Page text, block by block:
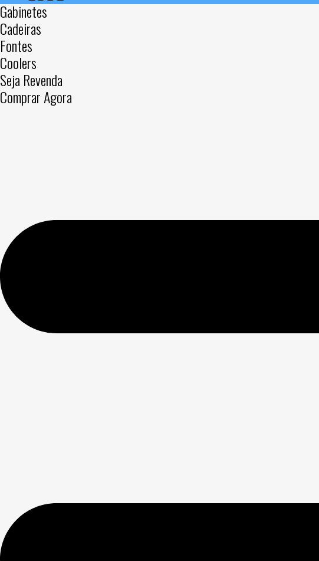
Gabinetes
Cadeiras
Fontes
Coolers
Seja Revenda
Comprar Agora